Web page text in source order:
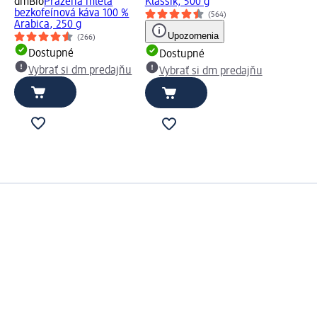
bezkofeínová káva 100 %
Arabica, 250 g
(266)
Dostupné
Vybrať si dm predajňu
(564)
Upozornenia
Dostupné
Vybrať si dm predajňu